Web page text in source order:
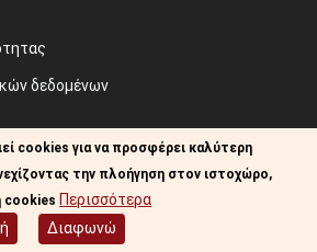
δεδομένων
by Freepik
cookies για να προσφέρει καλύτερη
την πλοήγηση στον ιστοχώρο,
cookies Περισσότερα
Διαφωνώ